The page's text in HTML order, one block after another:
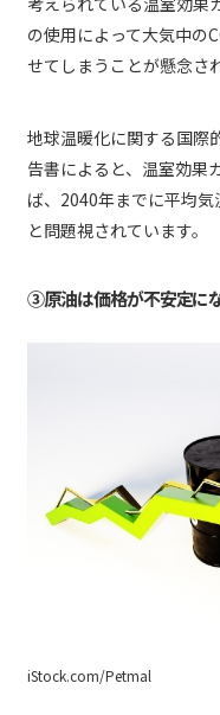
の使用によって大気中の
せてしまうことが懸念さ
地球温暖化に関する国際
告書によると、温室効果
ば、2040年までに平均
と問題視されています。
③原油は価格が不安定に
iStock.com/Petmal